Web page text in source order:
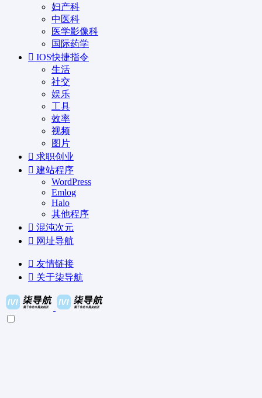
妇产科
中医科
医学影像科
国际药学
IOS快捷指令
生活
社交
娱乐
工具
效率
视频
图片
求职创业
建站程序
WordPress
Emlog
Halo
其他程序
混沌次元
网址导航
友情链接
关于柒导航